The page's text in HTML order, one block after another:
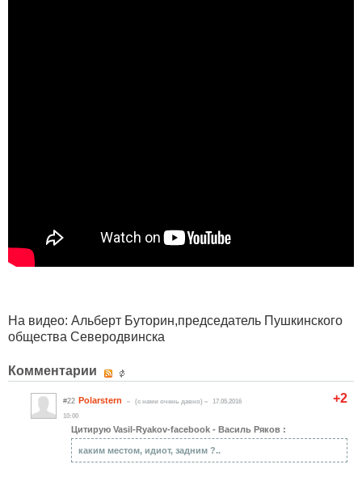
На видео: Альберт Буторин,председатель Пушкинского
общества Северодвинска
Комментарии
+2
#22 Polarstern (c нами очень давно)
17.05.2016
10:00
Цитирую Vasil-Ryakov-facebook - Василь Ряков :
каким местом, идиот, задним ?..